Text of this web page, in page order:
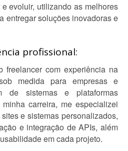
evoluir, utilizando as melhores
entregar soluções inovadoras e
profissional:
freelancer com experiência na
medida para empresas e
de sistemas e plataformas
carreira, me especializei
e sistemas personalizados,
e integração de APIs, além
em cada projeto.